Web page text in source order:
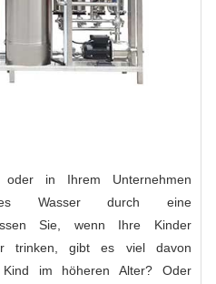
in Ihrem Unternehmen
Wasser durch eine
Sie, wenn Ihre Kinder
trinken, gibt es viel davon
im höheren Alter? Oder